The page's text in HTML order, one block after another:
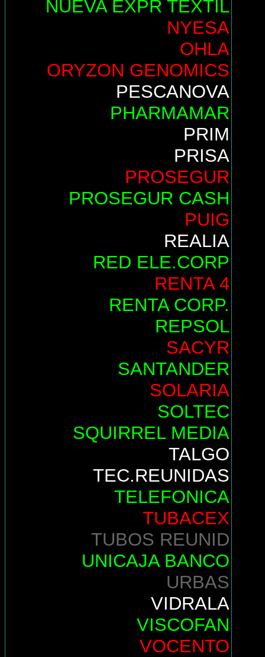
NUEVA EXPR TEXTIL
NYESA
OHLA
ORYZON GENOMICS
PESCANOVA
PHARMAMAR
PRIM
PRISA
PROSEGUR
PROSEGUR CASH
PUIG
REALIA
RED ELE.CORP
RENTA 4
RENTA CORP.
REPSOL
SACYR
SANTANDER
SOLARIA
SOLTEC
SQUIRREL MEDIA
TALGO
TEC.REUNIDAS
TELEFONICA
TUBACEX
TUBOS REUNID
UNICAJA BANCO
URBAS
VIDRALA
VISCOFAN
VOCENTO